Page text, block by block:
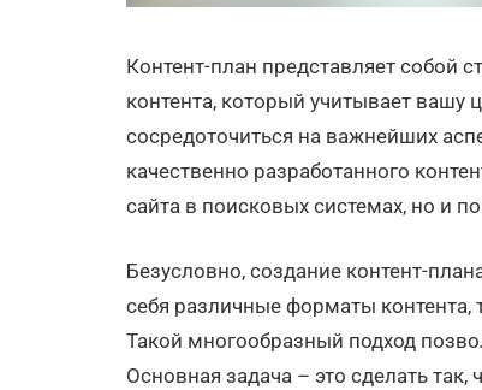
Контент-план представляет собой
контента, который учитывает вашу
сосредоточиться на важнейших
качественно разработанного
сайта в поисковых системах, но и
Безусловно, создание контент-
себя различные форматы контента,
Такой многообразный подход
Основная задача – это сделать